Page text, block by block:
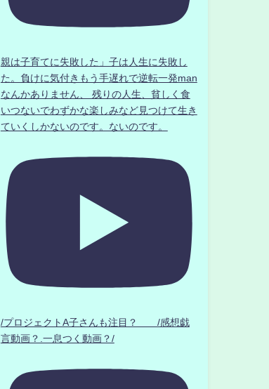
親は子育てに失敗した」子は人生に失敗し
た。負けに気付きもう手遅れで逆転一発man
なんかありません、 残りの人生、貧しく食
いつないでわずかな楽しみなど見つけて生き
ていくしかないのです。ないのです。
/プロジェクトA子さんも注目？ /感想戯
言動画？.一息つく動画？/